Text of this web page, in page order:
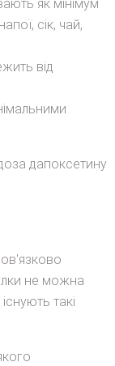
як мінімум
сік, чай,
від
дапоксетину
не можна
такі